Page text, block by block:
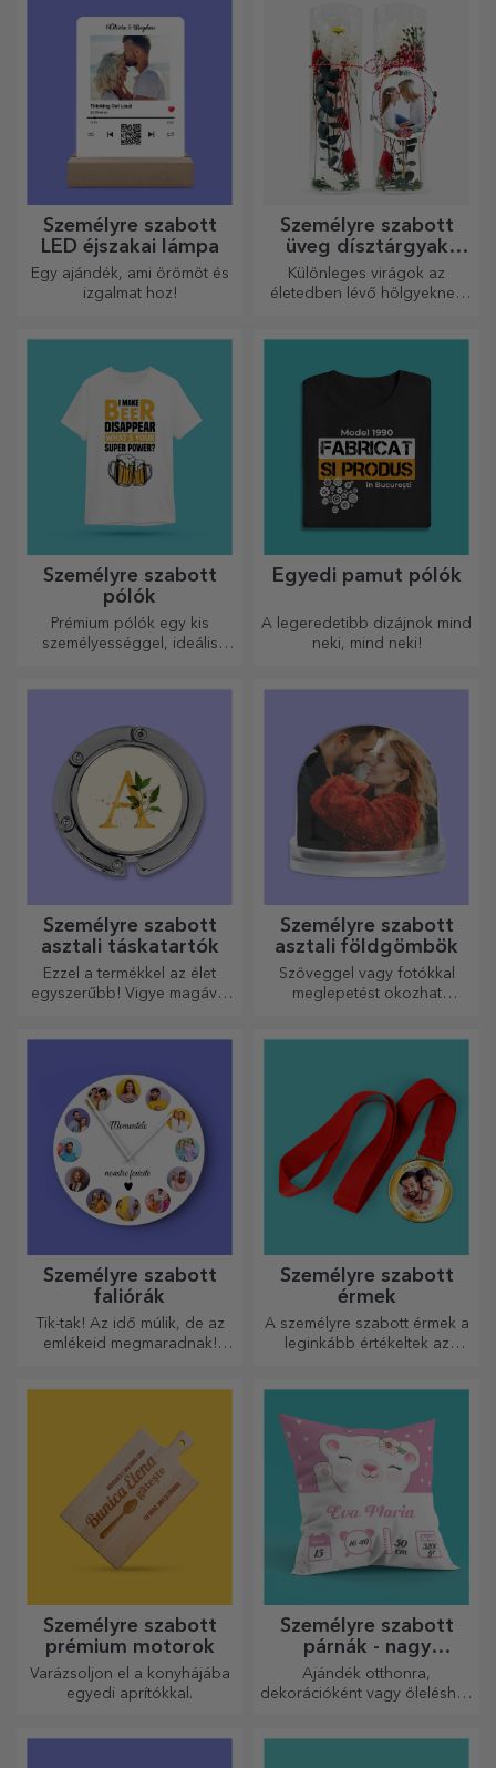
Személyre szabott
LED éjszakai lámpa
Egy ajándék, ami örömöt és
izgalmat hoz!
Személyre szabott
üveg dísztárgyak
konzervált virágokkal
Különleges virágok az
életedben lévő hölgyeknek
Személyre szabott
pólók
Prémium pólók egy kis
személyességgel, ideális
a megfelelőt!
Egyedi pamut pólók
A legeredetibb dizájnok mind
neki, mind neki!
Személyre szabott
asztali táskatartók
Ezzel a termékkel az élet
egyszerűbb! Vigye magával
Személyre szabott
asztali földgömbök
Szöveggel vagy fotókkal
meglepetést okozhat
Személyre szabott
faliórák
Tik-tak! Az idő múlik, de az
emlékeid megmaradnak!
Személyre szabott
érmek
A személyre szabott érmek a
leginkább értékeltek az
Személyre szabott
prémium motorok
Varázsoljon el a konyhájába
egyedi aprítókkal.
Személyre szabott
párnák - nagy
méretben
Ajándék otthonra,
dekorációként vagy öleléshez